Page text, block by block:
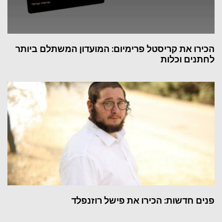
הכירו את קריסטל פרימיום: המועדון המשתלם ביותר
לחתנים וכלות
פנים חדשות: הכירו את פישל רוזנפלד